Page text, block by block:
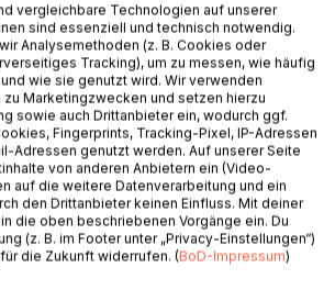
Mit dem praxis-orientierten
sozialen Arbeit Tätigen sollen
Impulse gesetzt werden für jene
der täglichen Praxis des Case-
sollen. Der Umgang mit diesem
will gekonnt sein und hat als
ein hohes Menschenbild
vergleichbare Technologien auf unserer
sind essenziell und technisch notwendig.
Analysemethoden (z. B. Cookies oder
Tracking), um zu messen, wie häufig
wie sie genutzt wird. Wir verwenden
Marketingzwecken und setzen hierzu
sowie auch Drittanbieter ein, wodurch ggf.
Fingerprints, Tracking-Pixel, IP-Adressen
Adressen genutzt werden. Auf unserer Seite
von anderen Anbietern ein (Video-
auf die weitere Datenverarbeitung und ein
den Drittanbieter keinen Einfluss. Mit deiner
die oben beschriebenen Vorgänge ein. Du
(z. B. im Footer unter „Privacy-Einstellungen“)
die Zukunft widerrufen. (BoD-Impressum)